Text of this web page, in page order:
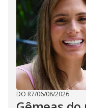
DO R7/06/08/2026